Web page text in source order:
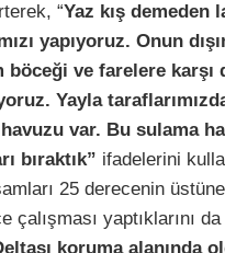
“Yaz kış demeden
yapıyoruz. Onun
böceği ve farelere karşı
Yayla
var. Bu sulama
bıraktık” ifadelerini
25 derecenin üstüne
çalışması yaptıklarını
koruma alanında